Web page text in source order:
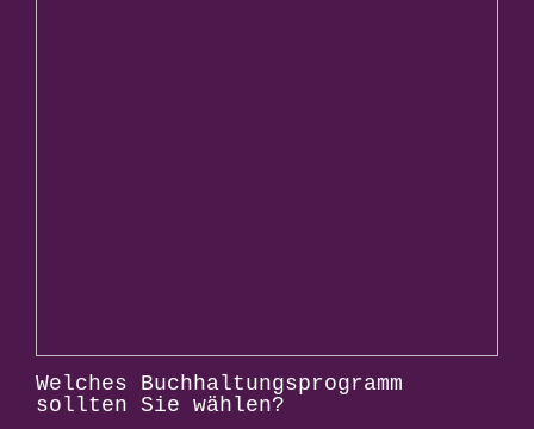
Welches Buchhaltungsprogramm
sollten Sie wählen?